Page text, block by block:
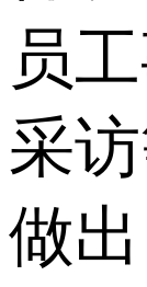
员
采
做